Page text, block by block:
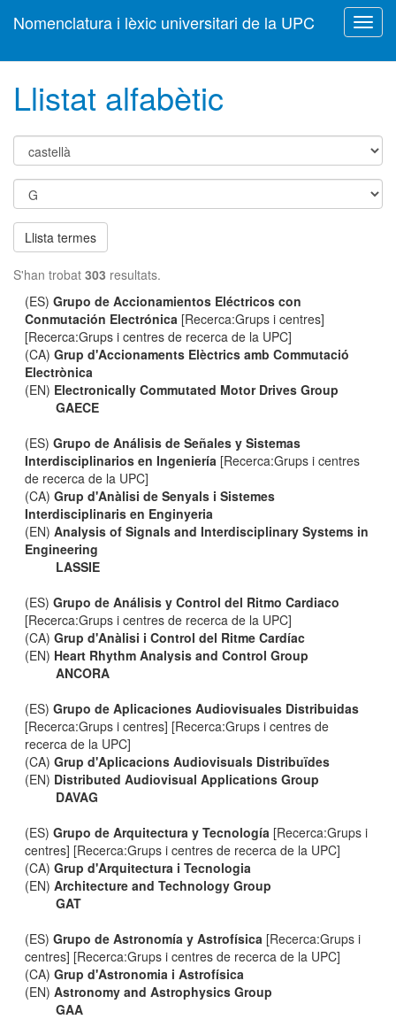
Nomenclatura i lèxic universitari de la UPC
Llistat alfabètic
Llista termes
S'han trobat 303 resultats.
(ES)Grupo de Accionamientos Eléctricos con
Conmutación Electrónica [Recerca:Grups i centres]
[Recerca:Grups i centres de recerca de la UPC]
(CA)Grup d'Accionaments Elèctrics amb Commutació
Electrònica
(EN) Electronically Commutated Motor Drives Group
GAECE
(ES)Grupo de Análisis de Señales y Sistemas
Interdisciplinarios en Ingeniería [Recerca:Grups i centres
de recerca de la UPC]
(CA)Grup d'Anàlisi de Senyals i Sistemes
Interdisciplinaris en Enginyeria
(EN)Analysis of Signals and Interdisciplinary Systems in
Engineering
LASSIE
(ES)Grupo de Análisis y Control del Ritmo Cardiaco
[Recerca:Grups i centres de recerca de la UPC]
(CA)Grup d'Anàlisi i Control del Ritme Cardíac
(EN) Heart Rhythm Analysis and Control Group
ANCORA
(ES)Grupo de Aplicaciones Audiovisuales Distribuidas
[Recerca:Grups i centres] [Recerca:Grups i centres de
recerca de la UPC]
(CA)Grup d'Aplicacions Audiovisuals Distribuïdes
(EN) Distributed Audiovisual Applications Group
DAVAG
(ES)Grupo de Arquitectura y Tecnología [Recerca:Grups i
centres] [Recerca:Grups i centres de recerca de la UPC]
(CA)Grup d'Arquitectura i Tecnologia
(EN)Architecture and Technology Group
GAT
(ES)Grupo de Astronomía y Astrofísica [Recerca:Grups i
centres] [Recerca:Grups i centres de recerca de la UPC]
(CA)Grup d'Astronomia i Astrofísica
(EN)Astronomy and Astrophysics Group
GAA